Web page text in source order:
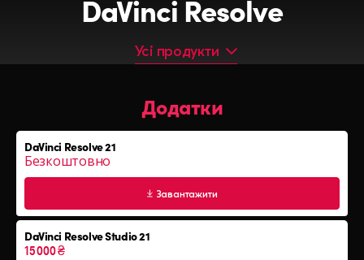
DaVinci Resolve
Усі продукти
Додатки
Аудіоконсолі Fairlight
Додатки
DaVinci Resolve 21
Безкоштовно
Завантажити
DaVinci Resolve Studio 21
15 000 ₴